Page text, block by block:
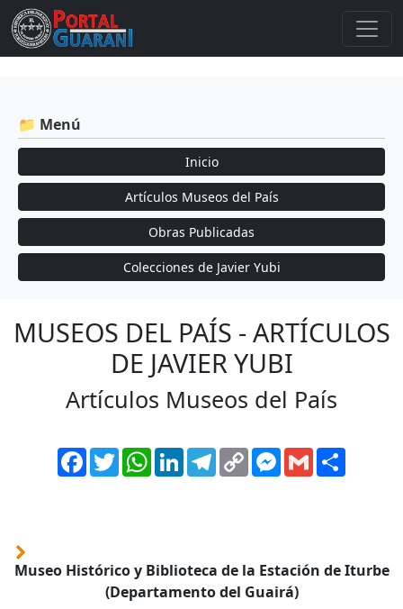
📁 Menú
Inicio
Artículos Museos del País
Obras Publicadas
Colecciones de Javier Yubi
MUSEOS DEL PAÍS - ARTÍCULOS
DE JAVIER YUBI
Artículos Museos del País
Facebook
TwitterWhatsApp
LinkedInTelegram
Copy
Link
Messenger
Gmail
Museo Histórico y Biblioteca de la Estación de Iturbe
(Departamento del Guairá)